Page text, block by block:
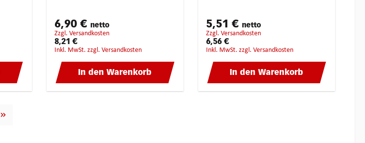
Zurückziehen desselben arretiert.
6,90 € netto
zzgl. Versandkosten
8,21 €
inkl. MwSt. zzgl. Versandkosten
In den Warenkorb
Herausziehen des Rohlings wird
gleichzeitig die Stiftfolie
nachgeschoben, bis diese vollständig
die oberen von den unteren Stiften
wird der Zylinderkern aus dem
Schlosskörper gedrückt. In der
entsprechenden Größe und Stärke
hergestellt, behalten diese Plättchen
5,51 € netto
zzgl. Versandkosten
6,56 €
inkl. MwSt. zzgl. Versandkosten
In den Warenkorb